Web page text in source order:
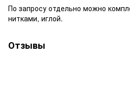
По запросу отдельно можно
нитками, иглой.
Отзывы